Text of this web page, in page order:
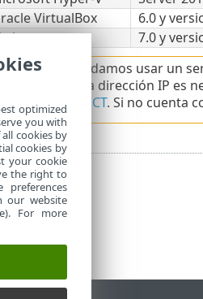
VirtualBox
6.0 y
7.0 y
Le recomendamos usar un
PROTECT. La dirección IP es
ESET PROTECT. Si no cuenta
optimized
you with
cookies by
cookies by
your cookie
the right to
our website
For more